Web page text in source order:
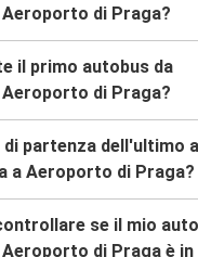
di Praga?
il primo autobus da
di Praga?
di partenza dell'ultimo
a Aeroporto di Praga?
se il mio
Aeroporto di Praga è